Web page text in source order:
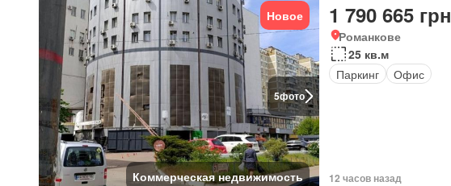
5фото
Новое
Коммерческая недвижимость
1 790 665 грн
Романкове
25 кв.м
Паркинг
Офис
12 часов назад